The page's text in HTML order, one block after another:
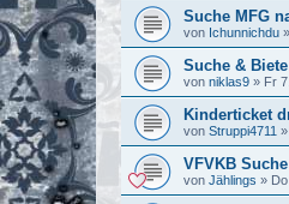
Suche MFG
von Ichunnichdu »
Suche &
von niklas9 » Fr
Kinderticket
von Struppi4711 »
VFVKB
von Jählings »